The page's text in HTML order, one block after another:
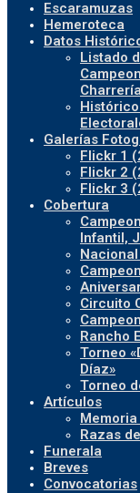
Escaramuzas
Hemeroteca
Datos
Listado
Galerías
Flickr 1
Flickr 2
Flickr 3
Cobertura
Infantil,
Circuito
Rancho
Torneo
Díaz»
Torneo
Artículos
Memoria
Razas
Funerala
Breves
Convocatorias